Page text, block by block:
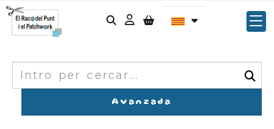
Identifícat
Cercar
Avanzada